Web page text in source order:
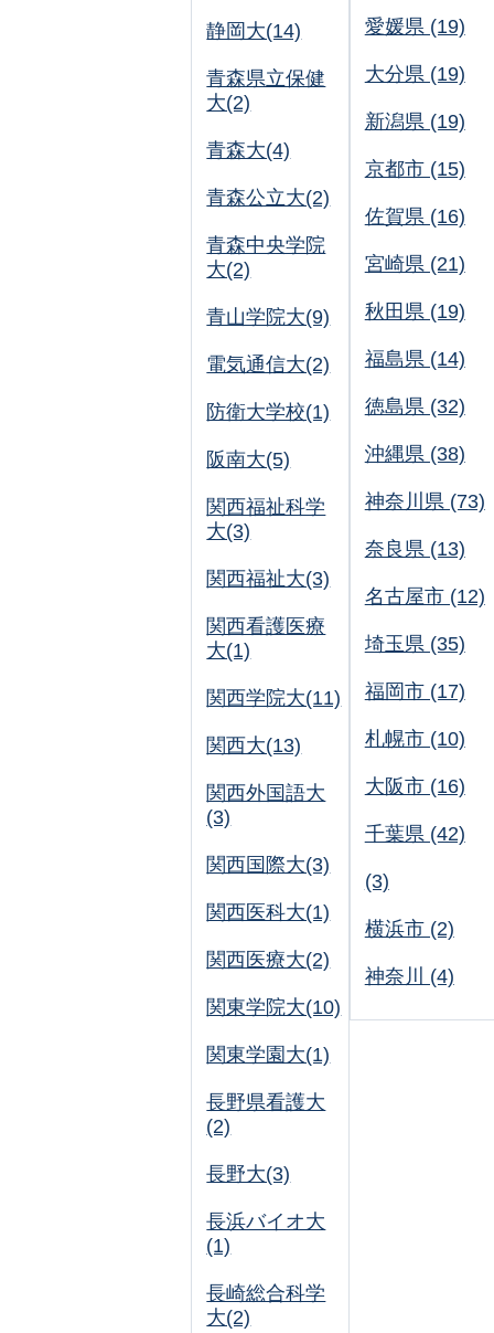
静岡大(14)
青森県立保健
大(2)
青森大(4)
青森公立大(2)
青森中央学院
大(2)
青山学院大(9)
電気通信大(2)
防衛大学校(1)
阪南大(5)
関西福祉科学
大(3)
関西福祉大(3)
関西看護医療
大(1)
関西学院大(11)
関西大(13)
関西外国語大
(3)
関西国際大(3)
関西医科大(1)
関西医療大(2)
関東学院大(10)
関東学園大(1)
長野県看護大
(2)
長野大(3)
長浜バイオ大
(1)
長崎総合科学
大(2)
愛媛県 (19)
大分県 (19)
新潟県 (19)
京都市 (15)
佐賀県 (16)
宮崎県 (21)
秋田県 (19)
福島県 (14)
徳島県 (32)
沖縄県 (38)
神奈川県 (73)
奈良県 (13)
名古屋市 (12)
埼玉県 (35)
福岡市 (17)
札幌市 (10)
大阪市 (16)
千葉県 (42)
(3)
横浜市 (2)
神奈川 (4)